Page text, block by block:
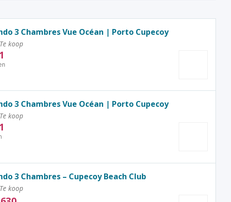
3 Chambres Vue Océan | Porto Cupecoy
Te koop
3 Chambres Vue Océan | Porto Cupecoy
Te koop
3 Chambres – Cupecoy Beach Club
Te koop